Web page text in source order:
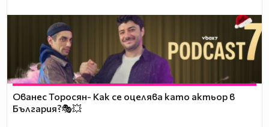
Ованес Торосян- Как се оцелява като актьор в
България?🎭💥